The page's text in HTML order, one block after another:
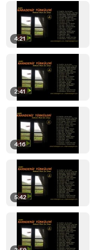
4:21
2:41
4:16
5:42